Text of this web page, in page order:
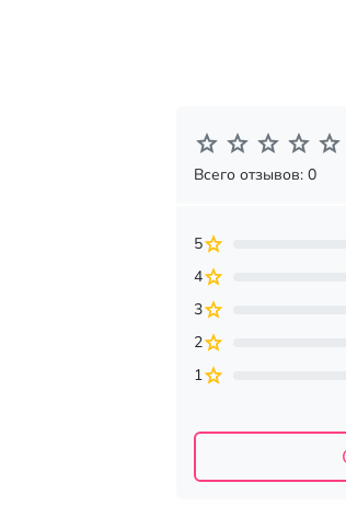
Всего отзывов: 0
5
4
3
2
1